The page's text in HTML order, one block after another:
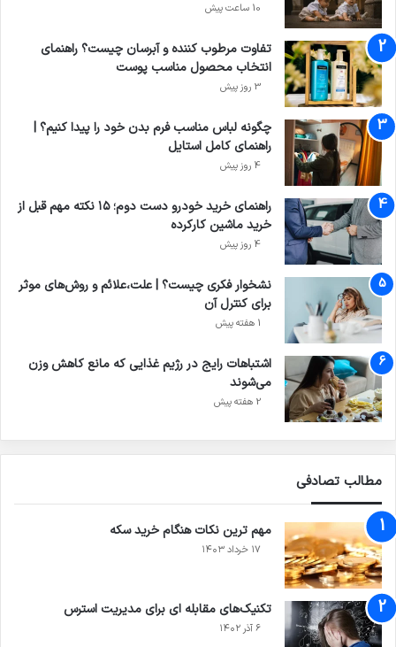
10 ساعت پیش
تفاوت مرطوب کننده و آبرسان چیست؟ راهنمای
انتخاب محصول مناسب پوست
3 روز پیش
چگونه لباس مناسب فرم بدن خود را پیدا کنیم؟ |
راهنمای کامل استایل
4 روز پیش
راهنمای خرید خودرو دست دوم؛ ۱۵ نکته مهم قبل از
خرید ماشین کارکرده
4 روز پیش
نشخوار فکری چیست؟ | علت،علائم و روش‌های موثر
برای کنترل آن
1 هفته پیش
اشتباهات رایج در رژیم غذایی که مانع کاهش وزن
می‌شوند
2 هفته پیش
مطالب تصادفی
مهم ترین نکات هنگام خرید سکه
۱۷ خرداد ۱۴۰۳
تکنیک‌های مقابله‌ ای برای مدیریت استرس
۶ آذر ۱۴۰۲